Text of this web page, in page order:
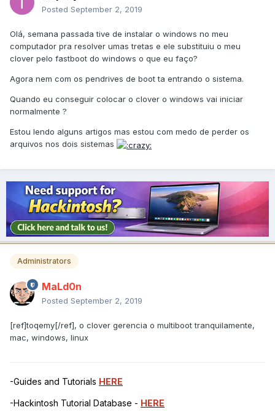
Posted September 2, 2019
Olá, semana passada tive de instalar o windows no meu
computador pra resolver umas tretas e ele substituiu o meu
clover pelo fastboot do windows o que eu faço?
Agora nem com os pendrives de boot ta entrando o sistema.
Quando eu conseguir colocar o clover o windows vai iniciar
normalmente ?
Estou lendo alguns artigos mas estou com medo de perder os
arquivos nos dois sistemas
Administrators
MaLd0n
Posted September 2, 2019
[ref]toqemy[/ref], o clover gerencia o multiboot tranquilamente,
mac, windows, linux
-Guides and Tutorials HERE
-Hackintosh Tutorial Database - HERE